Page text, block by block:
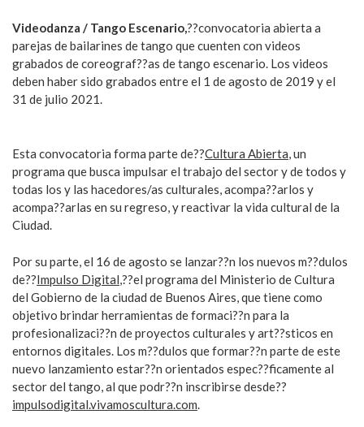
Videodanza / Tango Escenario,??convocatoria abierta a
parejas de bailarines de tango que cuenten con videos
grabados de coreograf??as de tango escenario. Los videos
deben haber sido grabados entre el 1 de agosto de 2019 y el
31 de julio 2021.
Esta convocatoria forma parte de??Cultura Abierta, un
programa que busca impulsar el trabajo del sector y de todos y
todas los y las hacedores/as culturales, acompa??arlos y
acompa??arlas en su regreso, y reactivar la vida cultural de la
Ciudad.
Por su parte, el 16 de agosto se lanzar??n los nuevos m??dulos
de??Impulso Digital ,??el programa del Ministerio de Cultura
del Gobierno de la ciudad de Buenos Aires, que tiene como
objetivo brindar herramientas de formaci??n para la
profesionalizaci??n de proyectos culturales y art??sticos en
entornos digitales. Los m??dulos que formar??n parte de este
nuevo lanzamiento estar??n orientados espec??ficamente al
sector del tango, al que podr??n inscribirse desde??
impulsodigital.vivamoscultura.com